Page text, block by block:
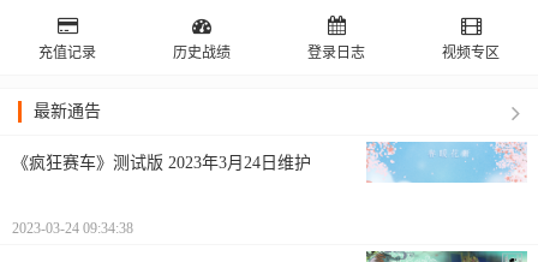
充值记录 历史战绩 登录日志 视频专区
最新通告
《疯狂赛车》测试版 2023年3月24日维护
2023-03-24 09:34:38